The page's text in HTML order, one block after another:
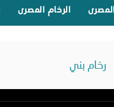
الرخام المصرى
رخام بني